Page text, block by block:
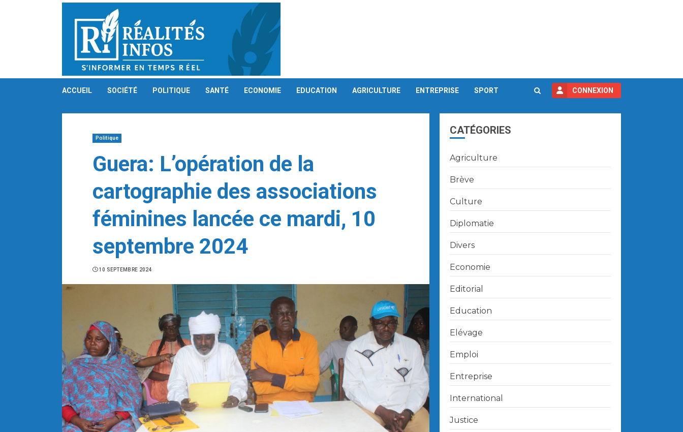
ACCUEIL SOCIÉTÉ POLITIQUE SANTÉ ECONOMIE EDUCATION AGRICULTURE ENTREPRISE SPORT CONNEXION
Politique
Guera: L’opération de la
cartographie des associations
féminines lancée ce mardi, 10
septembre 2024
10 SEPTEMBRE 2024
CATÉGORIES
Agriculture
Brève
Culture
Diplomatie
Divers
Economie
Editorial
Education
Elévage
Emploi
Entreprise
International
Justice